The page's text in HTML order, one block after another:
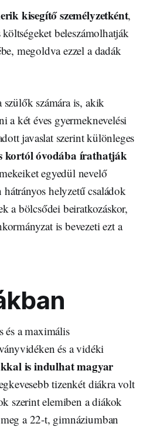
kisegítő személyzetként,
költségeket beleszámolhatják
megoldva ezzel a dadák
számára is, akik
a két éves gyermeknevelési
javaslat szerint különleges
kortól óvodába írathatják
egyedül nevelő
hátrányos helyzetű családok
a bölcsődei beiratkozáskor,
is bevezeti ezt a
és a maximális
és a vidéki
is indulhat magyar
tizenkét diákra volt
szerint elemiben a diákok
a 22-t, gimnáziumban